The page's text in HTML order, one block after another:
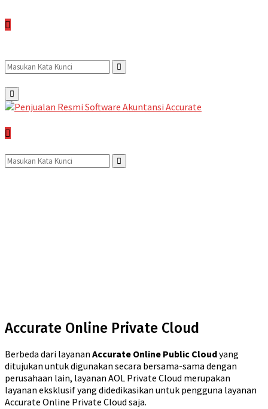
Search
for:
Search
Primary
Menu
Search
for:
Search
Accurate Online Private Cloud
Berbeda dari layanan Accurate Online Public Cloudyang
ditujukan untuk digunakan secara bersama-sama dengan
perusahaan lain, layanan AOL Private Cloud merupakan
layanan eksklusif yang didedikasikan untuk pengguna layanan
Accurate Online Private Cloud saja.